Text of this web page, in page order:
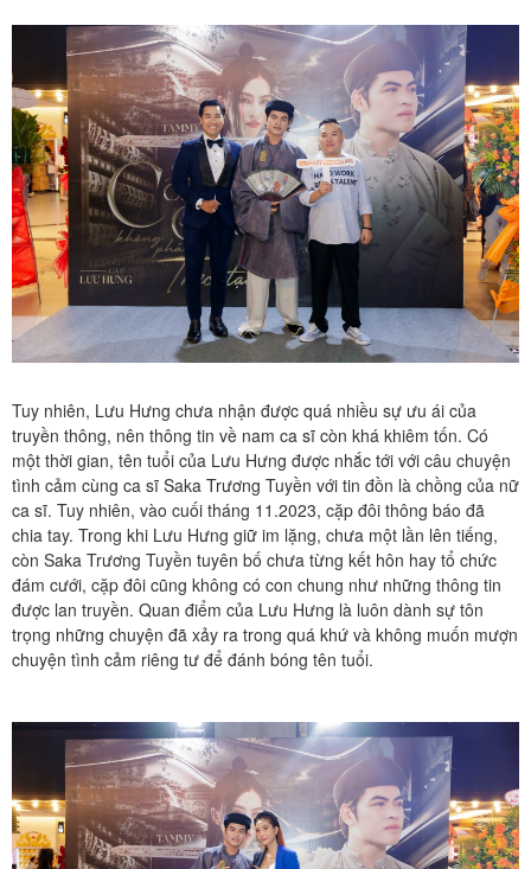
Tuy nhiên, Lưu Hưng chưa nhận được quá nhiều sự ưu ái của
truyền thông, nên thông tin về nam ca sĩ còn khá khiêm tốn. Có
một thời gian, tên tuổi của Lưu Hưng được nhắc tới với câu chuyện
tình cảm cùng ca sĩ Saka Trương Tuyền với tin đồn là chồng của nữ
ca sĩ. Tuy nhiên, vào cuối tháng 11.2023, cặp đôi thông báo đã
chia tay. Trong khi Lưu Hưng giữ im lặng, chưa một lần lên tiếng,
còn Saka Trương Tuyền tuyên bố chưa từng kết hôn hay tổ chức
đám cưới, cặp đôi cũng không có con chung như những thông tin
được lan truyền. Quan điểm của Lưu Hưng là luôn dành sự tôn
trọng những chuyện đã xảy ra trong quá khứ và không muốn mượn
chuyện tình cảm riêng tư để đánh bóng tên tuổi.